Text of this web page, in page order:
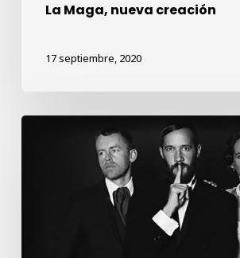
La Maga, nueva creación
17 septiembre, 2020